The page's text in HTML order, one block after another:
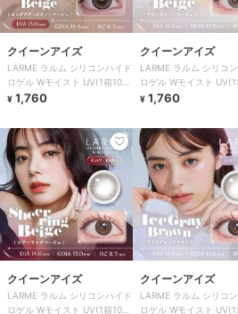
クイーンアイズ
LARME ラルム シリコンハイド
ロゲル Wモイスト UV(1箱10
枚)
¥ 1,760
クイーンアイズ
LARME ラルム シリコ
ロゲル Wモイスト
枚)
¥ 1,760
クイーンアイズ
LARME ラルム シリコンハイド
ロゲル Wモイスト UV(1箱10
クイーンアイズ
LARME ラルム シリコ
ロゲル Wモイスト